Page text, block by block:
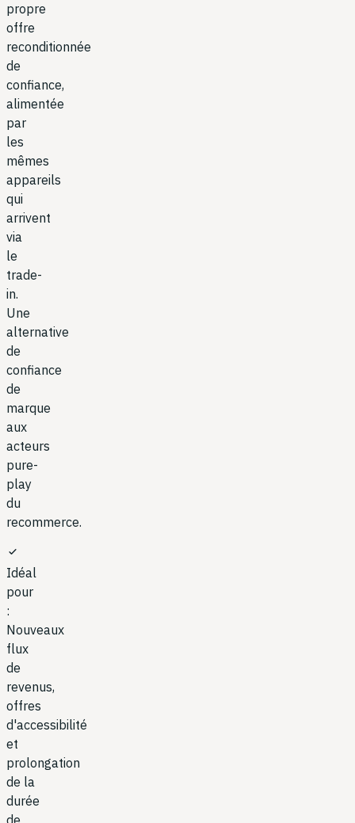
propre
offre
reconditionnée
de
confiance,
alimentée
par
les
mêmes
appareils
qui
arrivent
via
le
trade-
in.
Une
alternative
de
confiance
de
marque
aux
acteurs
pure-
play
du
recommerce.
check
Idéal
pour
:
Nouveaux
flux
de
revenus,
offres
d'accessibilité
et
prolongation
de la
durée